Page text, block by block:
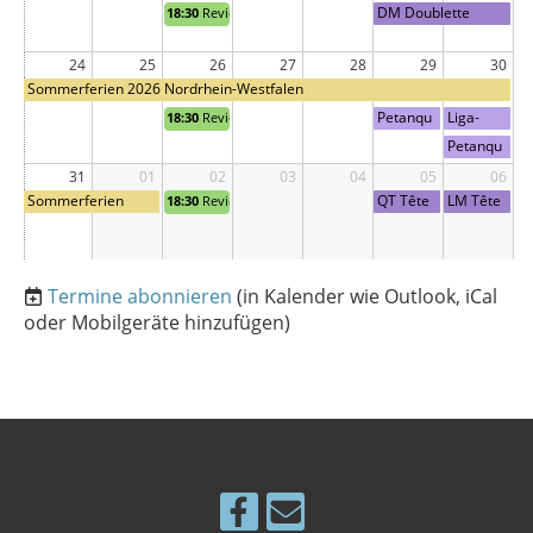
24 25 26 27 28 29 30
31 01 02 03 04 05 06
Sommerferien 2026 Nordrhein-Westfalen
Sommerferien
2026 Nordrhein-
er
Feiertag)
18:30 Reviera 2026 DM Doublette
18:30 Reviera 2026
Petanqu
e BuLi
Liga-
NRW-
Spieltag3
Petanqu
e BuLi
Spieltag6
18:30 Reviera 2026 QT Tête LM Tête
Termine abonnieren (in Kalender wie Outlook, iCal
oder Mobilgeräte hinzufügen)